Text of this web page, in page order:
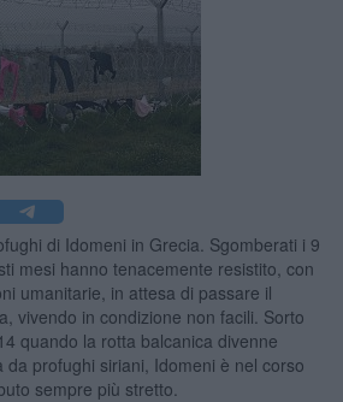
di Idomeni in Grecia. Sgomberati i 9
mesi hanno tenacemente resistito, con
umanitarie, in attesa di passare il
vivendo in condizione non facili. Sorto
quando la rotta balcanica divenne
da profughi siriani, Idomeni è nel corso
sempre più stretto.